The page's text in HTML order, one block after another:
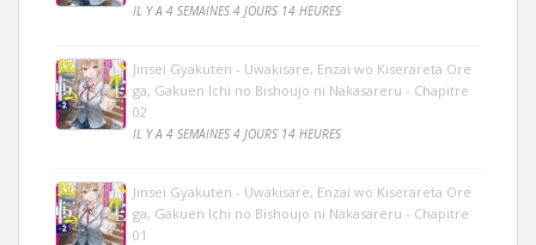
IL Y A 4 SEMAINES 4 JOURS 14 HEURES
Jinsei Gyakuten - Uwakisare, Enzai wo Kiserareta Ore
ga, Gakuen Ichi no Bishoujo ni Nakasareru - Chapitre
02
IL Y A 4 SEMAINES 4 JOURS 14 HEURES
Jinsei Gyakuten - Uwakisare, Enzai wo Kiserareta Ore
ga, Gakuen Ichi no Bishoujo ni Nakasareru - Chapitre
01